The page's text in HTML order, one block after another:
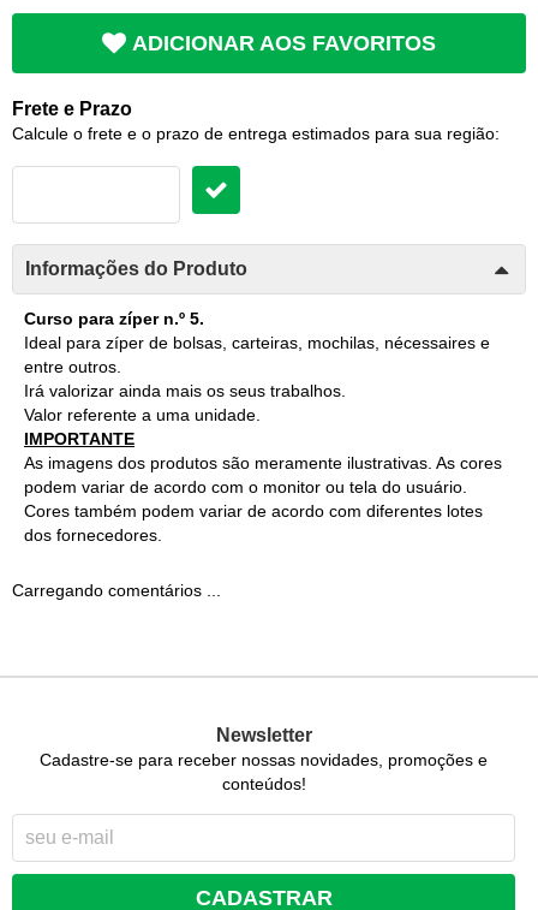
ADICIONAR AOS FAVORITOS
Frete e Prazo
Calcule o frete e o prazo de entrega estimados para sua região:
Informações do Produto
Curso para zíper n.º 5.
Ideal para zíper de bolsas, carteiras, mochilas, nécessaires e
entre outros.
Irá valorizar ainda mais os seus trabalhos.
Valor referente a uma unidade.
IMPORTANTE
As imagens dos produtos são meramente ilustrativas. As cores
podem variar de acordo com o monitor ou tela do usuário.
Cores também podem variar de acordo com diferentes lotes
dos fornecedores.
Carregando comentários ...
Newsletter
Cadastre-se para receber nossas novidades, promoções e
conteúdos!
CADASTRAR